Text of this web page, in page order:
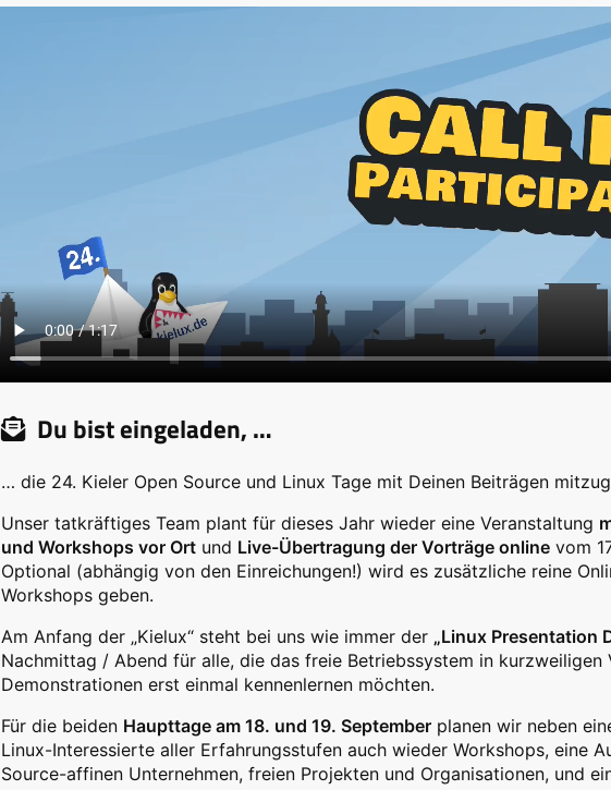
Du bist eingeladen, …
… die 24. Kieler Open Source und Linux Tage mit Deinen Beiträgen
Unser tatkräftiges Team plant für dieses Jahr wieder eine Veranstaltung
und Workshops vor Ort und Live-Übertragung der Vorträge online vom
Optional (abhängig von den Einreichungen!) wird es zusätzliche reine
Workshops geben.
Am Anfang der „Kielux“ steht bei uns wie immer der „Linux Presentation
Nachmittag / Abend für alle, die das freie Betriebssystem in kurzweiligen
Demonstrationen erst einmal kennenlernen möchten.
Für die beiden Haupttage am 18. und 19. September planen wir neben
Linux-Interessierte aller Erfahrungsstufen auch wieder Workshops, eine
Source-affinen Unternehmen, freien Projekten und Organisationen, und